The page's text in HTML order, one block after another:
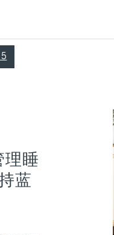
理睡
蓝